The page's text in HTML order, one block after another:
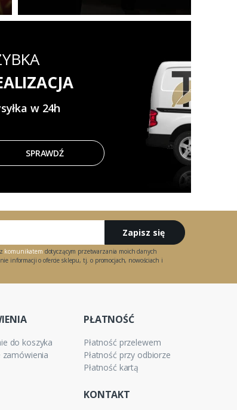
w 24h
SPRAWDŹ
Zapisz się
komunikatem dotyczącym przetwarzania moich danych
informacji o ofercie sklepu, tj. o promocjach, nowościach i
do koszyka
zamówienia
PŁATNOŚĆ
Płatność przelewem
Płatność przy odbiorze
Płatność kartą
KONTAKT